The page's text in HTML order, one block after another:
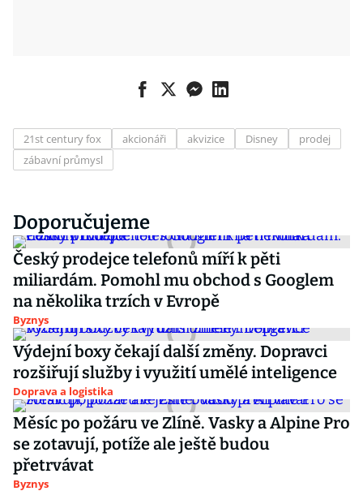
21st century fox akcionáři akvizice Disney
prodej
zábavní průmysl
Doporučujeme
Český prodejce telefonů míří k pěti
miliardám. Pomohl mu obchod s Googlem
na několika trzích v Evropě
Byznys
Výdejní boxy čekají další změny. Dopravci
rozšiřují služby i využití umělé inteligence
Doprava a logistika
Měsíc po požáru ve Zlíně. Vasky a Alpine Pro
se zotavují, potíže ale ještě budou
přetrvávat
Byznys